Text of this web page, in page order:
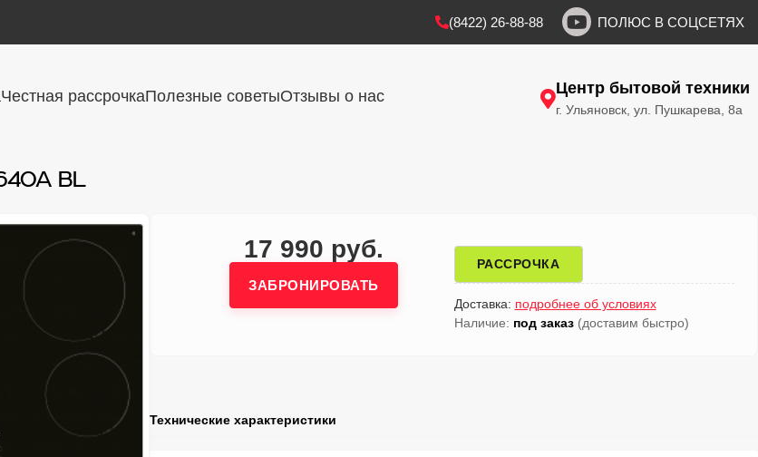
(8422) 26-88-88 ПОЛЮС В СОЦСЕТЯХ
Честная рассрочкаПолезные советыОтзывы о нас Центр бытовой техники
г. Ульяновск, ул. Пушкарева, 8а
BL
17 990 руб.
ЗАБРОНИРОВАТЬ
РАССРОЧКА
Доставка: подробнее об условиях
Наличие: под заказ(доставим быстро)
Технические характеристики